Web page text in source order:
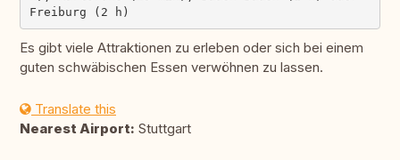
Es gibt viele Attraktionen zu erleben oder sich bei einem
guten schwäbischen Essen verwöhnen zu lassen.
Translate this
Nearest Airport: Stuttgart